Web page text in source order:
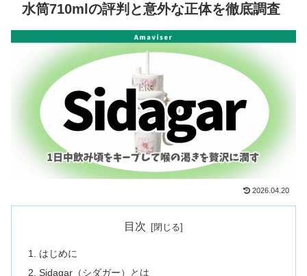
水筒710mlの評判と意外な正体を徹底調査
2026.04.20
目次
はじめに
Sidagar（シダガー）とは